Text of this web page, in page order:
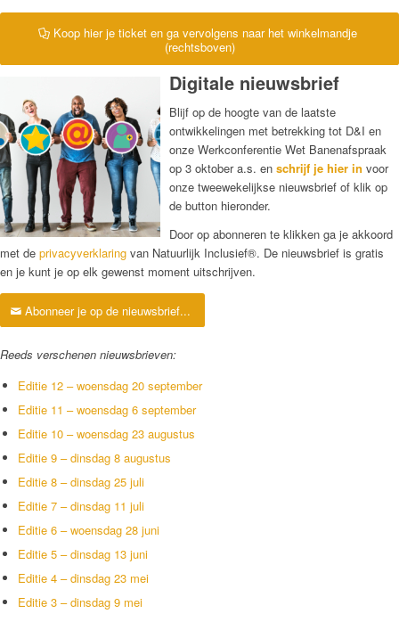
Koop hier je ticket en ga vervolgens naar het winkelmandje
(rechtsboven)
Digitale nieuwsbrief
Blijf op de hoogte van de laatste
ontwikkelingen met betrekking tot D&I en
onze Werkconferentie Wet Banenafspraak
op 3 oktober a.s. en schrijf je hier in voor
onze tweewekelijkse nieuwsbrief of klik op
de button hieronder.
Door op abonneren te klikken ga je akkoord
met de privacyverklaring van Natuurlijk Inclusief®. De nieuwsbrief is gratis
en je kunt je op elk gewenst moment uitschrijven.
Abonneer je op de nieuwsbrief...
Reeds verschenen nieuwsbrieven:
Editie 12 – woensdag 20 september
Editie 11 – woensdag 6 september
Editie 10 – woensdag 23 augustus
Editie 9 – dinsdag 8 augustus
Editie 8 – dinsdag 25 juli
Editie 7 – dinsdag 11 juli
Editie 6 – woensdag 28 juni
Editie 5 – dinsdag 13 juni
Editie 4 – dinsdag 23 mei
Editie 3 – dinsdag 9 mei